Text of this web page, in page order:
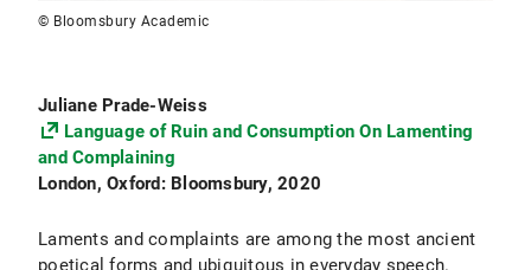
© Bloomsbury Academic
Juliane Prade-Weiss
Language of Ruin and Consumption On Lamenting
and Complaining
London, Oxford: Bloomsbury, 2020
Laments and complaints are among the most ancient
poetical forms and ubiquitous in everyday speech.